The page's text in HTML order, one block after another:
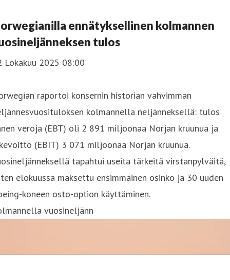
ennätyksellinen kolmannen
tulos
Lokakuu 2025 08:00
raportoi konsernin historian vahvimman
kolmannella neljänneksellä: tulos
veroja (EBT) oli 2 891 miljoonaa Norjan kruunua ja
(EBIT) 3 071 miljoonaa Norjan kruunua.
tapahtui useita tärkeitä virstanpylväitä,
elokuussa maksettu ensimmäinen osinko ja 30 uuden
koneen osto-option käyttäminen.
vuosineljänn